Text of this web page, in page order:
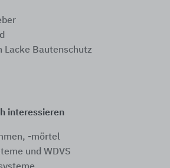
Lacke Bautenschutz
interessieren
-mörtel
und WDVS